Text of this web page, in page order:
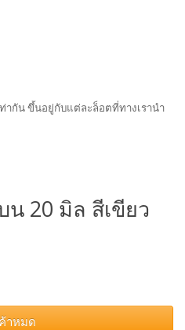
ากัน ขึ้นอยู่กับแต่ละล็อตที่ทางเรานำ
20 มิล สีเขียว
าหมด